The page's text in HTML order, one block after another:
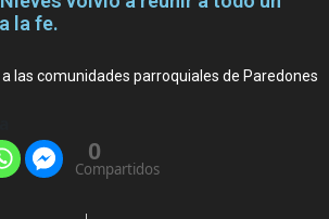
la fe.
las comunidades parroquiales de Paredones
0
Compartidos